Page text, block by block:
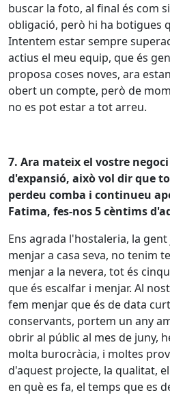
buscar la foto, al final és com
obligació, però hi ha botigues
Intentem estar sempre
actius el meu equip, que és
proposa coses noves, ara
obert un compte, però de
no es pot estar a tot arreu.
7. Ara mateix el vostre
d'expansió, això vol dir que
perdeu comba i continueu
Fatima, fes-nos 5 cèntims
Ens agrada l'hostaleria, la
menjar a casa seva, no tenim
menjar a la nevera, tot és
que és escalfar i menjar. Al
fem menjar que és de data
conservants, portem un any
obrir al públic al mes de juny,
molta burocràcia, i moltes
d'aquest projecte, la qualitat,
en què es fa, el temps que es